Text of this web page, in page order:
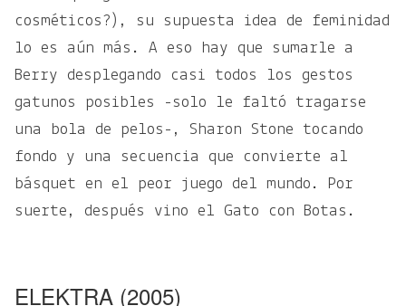
cosméticos?), su supuesta idea de feminidad
lo es aún más. A eso hay que sumarle a
Berry desplegando casi todos los gestos
gatunos posibles -solo le faltó tragarse
una bola de pelos-, Sharon Stone tocando
fondo y una secuencia que convierte al
básquet en el peor juego del mundo. Por
suerte, después vino el Gato con Botas.
ELEKTRA (2005)